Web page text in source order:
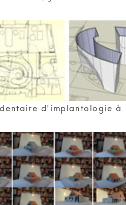
d'implantologie à